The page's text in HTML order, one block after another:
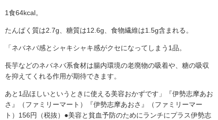
1食64kcal。
たんぱく質は2.7g、糖質は12.6g、食物繊維は1.5g含まれる。
「ネバネバ感とシャキシャキ感がクセになってしまう1品。
長芋などのネバネバ系食材は腸内環境の老廃物の吸着や、糖の吸収
を抑えてくれる作用が期待できます。
あと1品ほしいというときに使える美容おかずです」『伊勢志摩あお
さ』（ファミリーマート）『伊勢志摩あおさ』（ファミリーマー
ト）156円（税抜）●美容と貧血予防のためにランチにプラス伊勢志